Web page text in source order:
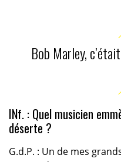
Bob Marley,
INf. : Quel musicien
déserte ?
G.d.P. : Un de mes